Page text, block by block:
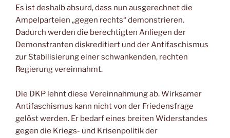
Es ist deshalb absurd, dass nun ausgerechnet die
Ampelparteien „gegen rechts“ demonstrieren.
Dadurch werden die berechtigten Anliegen der
Demonstranten diskreditiert und der Antifaschismus
zur Stabilisierung einer schwankenden, rechten
Regierung vereinnahmt.
Die DKP lehnt diese Vereinnahmung ab. Wirksamer
Antifaschismus kann nicht von der Friedensfrage
gelöst werden. Er bedarf eines breiten Widerstandes
gegen die Kriegs- und Krisenpolitik der